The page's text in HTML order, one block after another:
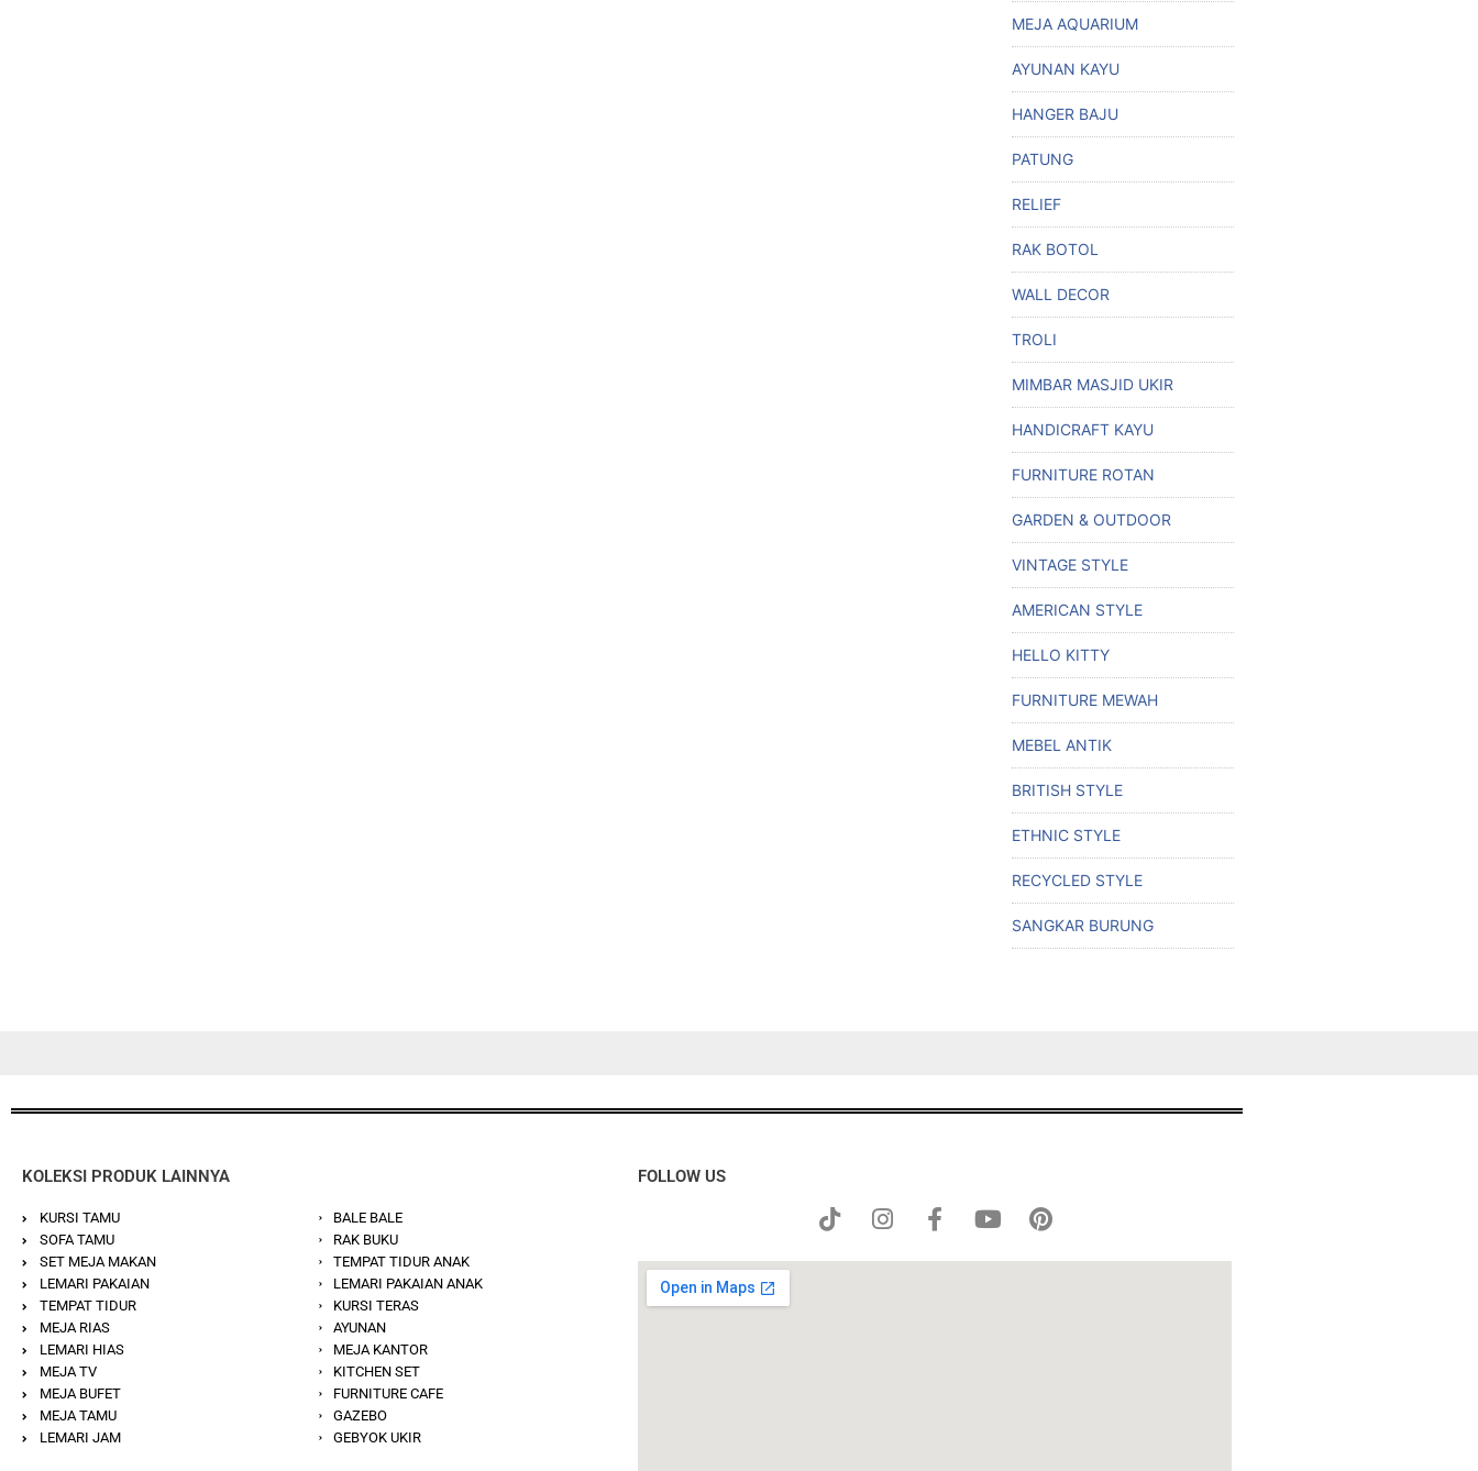
MEJA AQUARIUM
AYUNAN KAYU
HANGER BAJU
PATUNG
RELIEF
RAK BOTOL
WALL DECOR
TROLI
MIMBAR MASJID UKIR
HANDICRAFT KAYU
FURNITURE ROTAN
GARDEN & OUTDOOR
VINTAGE STYLE
AMERICAN STYLE
HELLO KITTY
FURNITURE MEWAH
MEBEL ANTIK
BRITISH STYLE
ETHNIC STYLE
RECYCLED STYLE
SANGKAR BURUNG
KOLEKSI PRODUK LAINNYA
KURSI TAMU
SOFA TAMU
SET MEJA MAKAN
LEMARI PAKAIAN
TEMPAT TIDUR
MEJA RIAS
LEMARI HIAS
MEJA TV
MEJA BUFET
MEJA TAMU
LEMARI JAM
BALE BALE
RAK BUKU
TEMPAT TIDUR ANAK
LEMARI PAKAIAN ANAK
KURSI TERAS
AYUNAN
MEJA KANTOR
KITCHEN SET
FURNITURE CAFE
GAZEBO
GEBYOK UKIR
FOLLOW US